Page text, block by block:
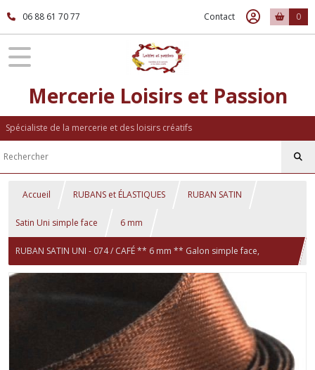
06 88 61 70 77 Contact 0
Mercerie Loisirs et Passion
Spécialiste de la mercerie et des loisirs créatifs
Accueil RUBANS et ÉLASTIQUES RUBAN SATIN
Satin Uni simple face 6 mm
RUBAN SATIN UNI - 074 / CAFÉ ** 6 mm ** Galon simple face,
Mariage, fêtes, noeuds - Longueur (2,50 m ou 10 mètres)